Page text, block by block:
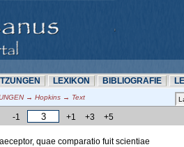
LEXIKON BIBLIOGRAFIE
→ Hopkins → Text
-1 +1 +3 +5
, quae comparatio fuit scientiae